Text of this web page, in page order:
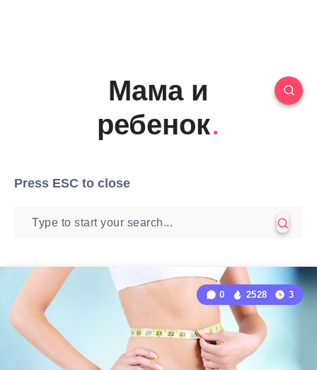
Мама и
ребенок
Press ESC to close
0 2528 3